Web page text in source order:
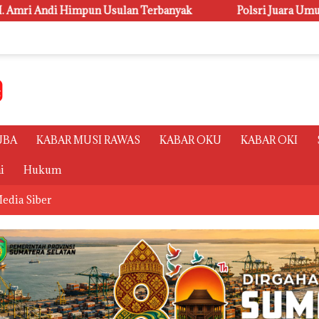
Terbanyak Polsri Juara Umum PORSENI XV, Raih
KABAR MUSI RAWAS KABAR OKU KABAR OKI
Hukum
Siber